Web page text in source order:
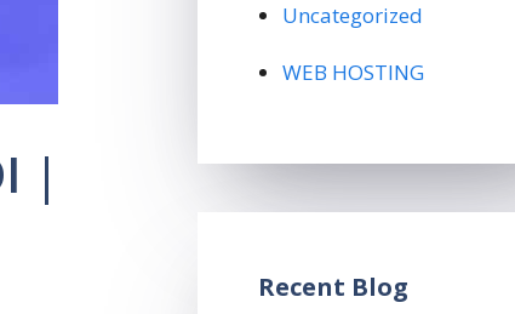
|
Uncategorized
WEB HOSTING
Recent Blog